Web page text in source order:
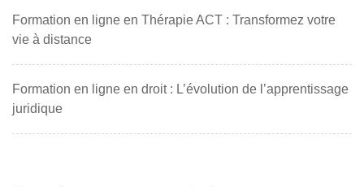
Formation en ligne en Thérapie ACT : Transformez votre
vie à distance
Formation en ligne en droit : L’évolution de l’apprentissage
juridique